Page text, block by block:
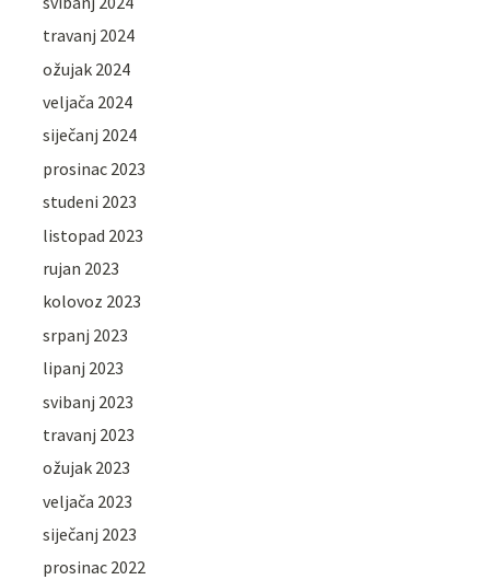
travanj 2024
ožujak 2024
veljača 2024
siječanj 2024
prosinac 2023
studeni 2023
listopad 2023
rujan 2023
kolovoz 2023
srpanj 2023
lipanj 2023
svibanj 2023
travanj 2023
ožujak 2023
veljača 2023
siječanj 2023
prosinac 2022